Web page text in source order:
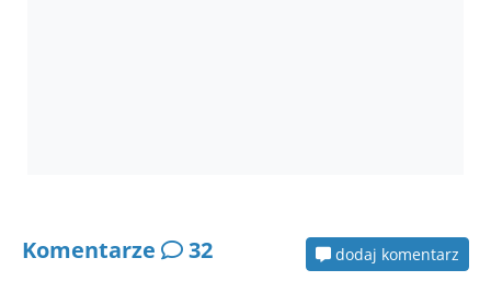
Komentarze 32 dodaj komentarz